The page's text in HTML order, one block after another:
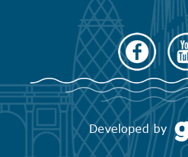
Developed by